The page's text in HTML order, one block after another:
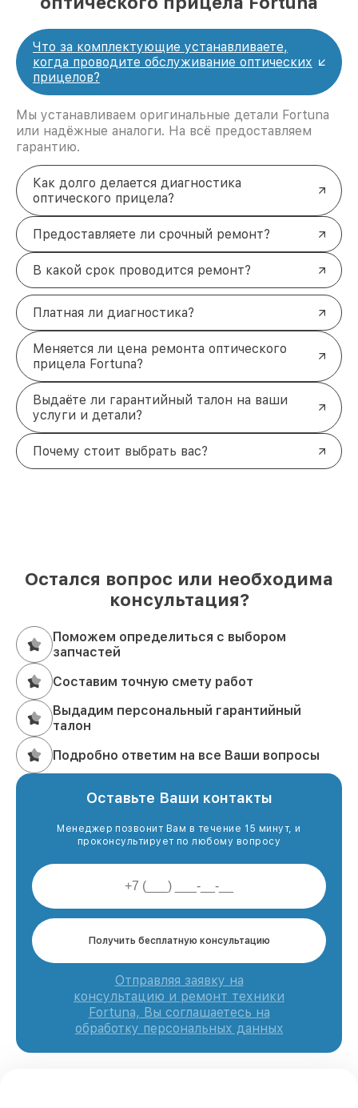
Что за комплектующие устанавливаете,
когда проводите обслуживание оптических
прицелов?
Мы устанавливаем оригинальные детали Fortuna
или надёжные аналоги. На всё предоставляем
гарантию.
Как долго делается диагностика
оптического прицела?
Предоставляете ли срочный ремонт?
В какой срок проводится ремонт?
Платная ли диагностика?
Меняется ли цена ремонта оптического
прицела Fortuna?
Выдаёте ли гарантийный талон на ваши
услуги и детали?
Почему стоит выбрать вас?
Остался вопрос или необходима
консультация?
Поможем определиться с выбором
запчастей
Составим точную смету работ
Выдадим персональный гарантийный
талон
Подробно ответим на все Ваши вопросы
Оставьте Ваши контакты
Менеджер позвонит Вам в течение 15 минут, и
проконсультирует по любому вопросу
Получить бесплатную консультацию
Отправляя заявку на
консультацию и ремонт техники
Fortuna, Вы соглашаетесь на
обработку персональных данных